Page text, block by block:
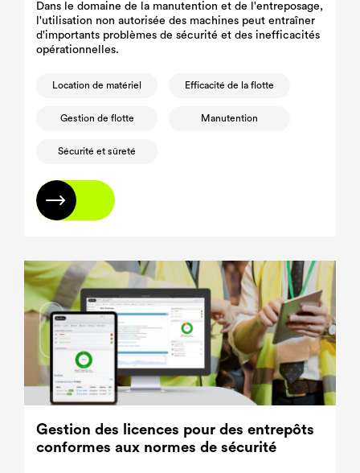
Dans le domaine de la manutention et de l'entreposage,
l'utilisation non autorisée des machines peut entraîner
d'importants problèmes de sécurité et des inefficacités
opérationnelles.
Location de matériel Efficacité de la flotte
Gestion de flotte Manutention
Sécurité et sûreté
En savoir plus
Gestion des licences pour des entrepôts
conformes aux normes de sécurité